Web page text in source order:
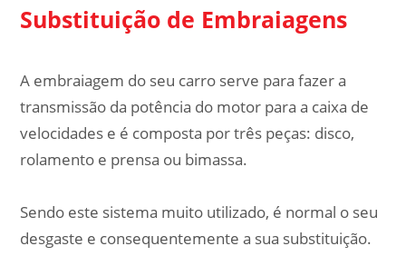
Substituição de Embraiagens
A embraiagem do seu carro serve para fazer a
transmissão da potência do motor para a caixa de
velocidades e é composta por três peças: disco,
rolamento e prensa ou bimassa.
Sendo este sistema muito utilizado, é normal o seu
desgaste e consequentemente a sua substituição.